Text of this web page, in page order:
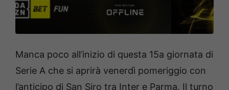
Manca poco all’inizio di questa 15a giornata di
Serie A che si aprirà venerdì pomeriggio con
l’anticipo di San Siro tra Inter e Parma. Il turno